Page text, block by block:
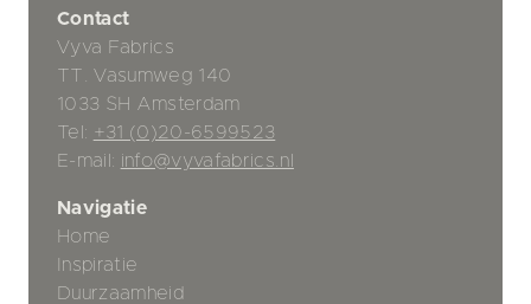
Contact
Vyva Fabrics
TT. Vasumweg 140
1033 SH Amsterdam
Tel: +31 (0)20-6599523
E-mail: info@vyvafabrics.nl
Navigatie
Home
Inspiratie
Duurzaamheid